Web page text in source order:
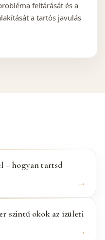
feltárását és a
a tartós javulás
– hogyan tartsd
szintű okok az ízületi